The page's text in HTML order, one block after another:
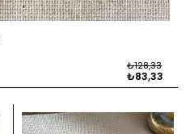
₺83,33
₺128,33